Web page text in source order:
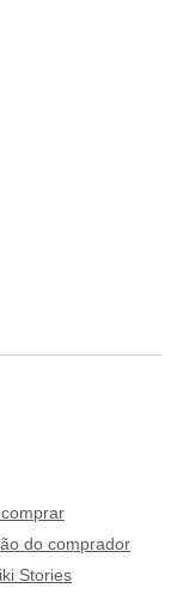
do comprador
Stories